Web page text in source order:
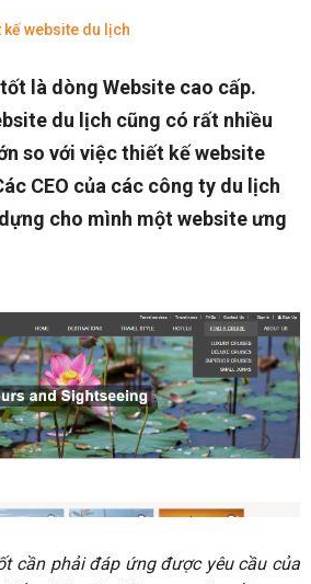
kế website du lịch
là dòng Website cao cấp.
du lịch cũng có rất nhiều
so với việc thiết kế website
CEO của các công ty du lịch
cho mình một website ưng
cần phải đáp ứng được yêu cầu của